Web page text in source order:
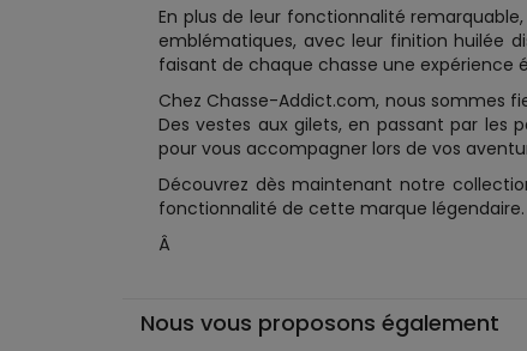
En plus de leur fonctionnalité
emblématiques, avec leur finition huilée
faisant de chaque chasse une expérience
Chez Chasse-Addict.com, nous sommes
Des vestes aux gilets, en passant par
pour vous accompagner lors de vos
Découvrez dès maintenant notre
fonctionnalité de cette marque légendaire.
Â
Nous vous proposons également